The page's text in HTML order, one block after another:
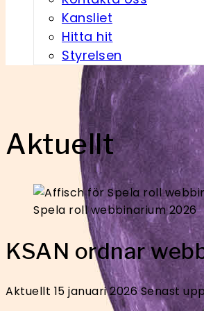
Kansliet
Hitta hit
Styrelsen
Aktuellt
Spela roll webbinarium 2026
KSAN ordnar
Aktuellt 15 januari 2026Senast